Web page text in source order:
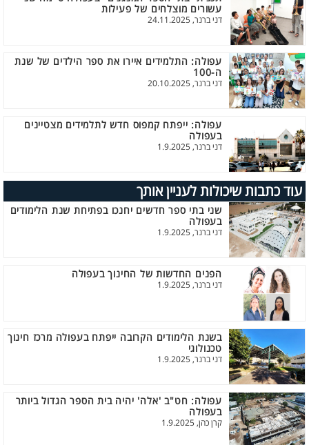
עשורים מוצלחים של פעילות
דני ברנר, 24.11.2025
עפולה: התלמידים איירו את ספר הילדים של שנת
ה-100
דני ברנר, 20.10.2025
עפולה: ייפתח קמפוס חדש לתלמידים מצטיינים
בעפולה
דני ברנר, 1.9.2025
עוד כתבות שיכולות לעניין אותך
שני בתי ספר חדשים יחנכו בפתיחת שנת הלימודים
בעפולה
דני ברנר, 1.9.2025
הפנים החדשות של החינוך בעפולה
דני ברנר, 1.9.2025
בשנת הלימודים הקרובה ייפתח בעפולה מרכז חינוך
טכנולוגי
דני ברנר, 1.9.2025
עפולה: חט"ב 'אלה' יהיה בית הספר הגדול ביותר
בעפולה
קרן כהן, 1.9.2025